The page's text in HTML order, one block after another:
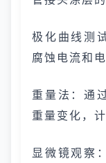
极化曲线测
腐蚀电流和电
重量法：通
重量变化，
显微镜观察